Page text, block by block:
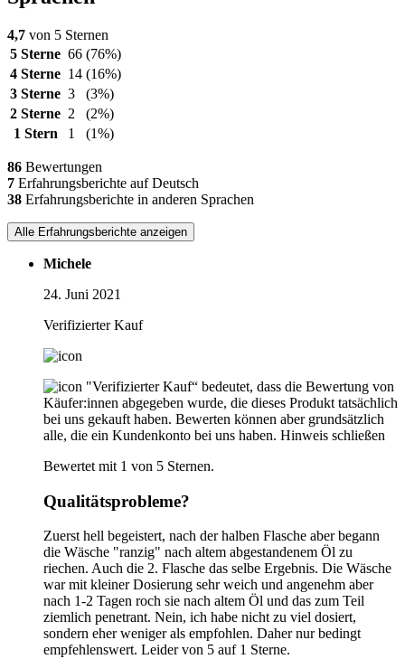
4,7 von 5 Sternen
5 Sterne 66 (76%)
4 Sterne 14 (16%)
3 Sterne 3
(3%)
2 Sterne 2
(2%)
1 Stern
1 (1%)
86 Bewertungen
7 Erfahrungsberichte auf Deutsch
38 Erfahrungsberichte in anderen Sprachen
Alle Erfahrungsberichte anzeigen
Michele
24. Juni 2021
Verifizierter Kauf
"Verifizierter Kauf“ bedeutet, dass die Bewertung von
Käufer:innen abgegeben wurde, die dieses Produkt tatsächlich
bei uns gekauft haben. Bewerten können aber grundsätzlich
alle, die ein Kundenkonto bei uns haben. Hinweis schließen
Bewertet mit 1 von 5 Sternen.
Qualitätsprobleme?
Zuerst hell begeistert, nach der halben Flasche aber begann
die Wäsche "ranzig" nach altem abgestandenem Öl zu
riechen. Auch die 2. Flasche das selbe Ergebnis. Die Wäsche
war mit kleiner Dosierung sehr weich und angenehm aber
nach 1-2 Tagen roch sie nach altem Öl und das zum Teil
ziemlich penetrant. Nein, ich habe nicht zu viel dosiert,
sondern eher weniger als empfohlen. Daher nur bedingt
empfehlenswert. Leider von 5 auf 1 Sterne.